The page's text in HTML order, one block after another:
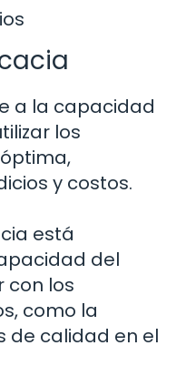
a la capacidad
los
y costos.
está
del
con los
como la
de calidad en el